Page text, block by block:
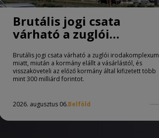
Brutális jogi csata
várható a zuglói
irodakomplexum miatt
Brutális jogi csata várható a zuglói irodakomplexum
miatt, miután a kormány elállt a vásárlástól, és
visszaköveteli az előző kormány által kifizetett több
mint 300 milliárd forintot.
2026. augusztus 06.Belföld